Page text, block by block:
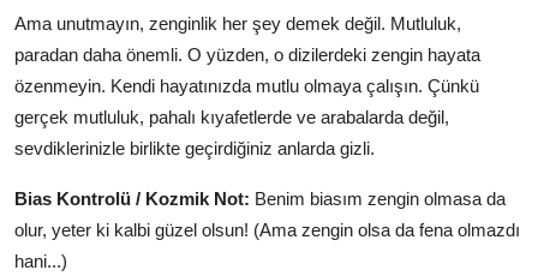
Ama unutmayın, zenginlik her şey demek değil. Mutluluk,
paradan daha önemli. O yüzden, o dizilerdeki zengin hayata
özenmeyin. Kendi hayatınızda mutlu olmaya çalışın. Çünkü
gerçek mutluluk, pahalı kıyafetlerde ve arabalarda değil,
sevdiklerinizle birlikte geçirdiğiniz anlarda gizli.
Bias Kontrolü / Kozmik Not: Benim biasım zengin olmasa da
olur, yeter ki kalbi güzel olsun! (Ama zengin olsa da fena olmazdı
hani...)